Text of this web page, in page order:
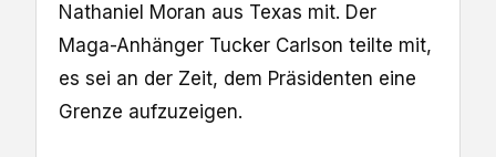
Nathaniel Moran aus Texas mit. Der
Maga-Anhänger Tucker Carlson teilte mit,
es sei an der Zeit, dem Präsidenten eine
Grenze aufzuzeigen.